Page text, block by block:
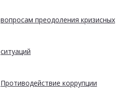
вопросам преодоления кризисных
ситуаций
Противодействие коррупции